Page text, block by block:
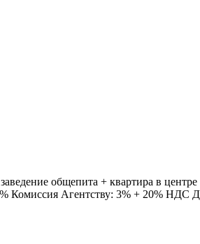
общепита + квартира в
Комиссия Агентству: 3% + 20% НДС